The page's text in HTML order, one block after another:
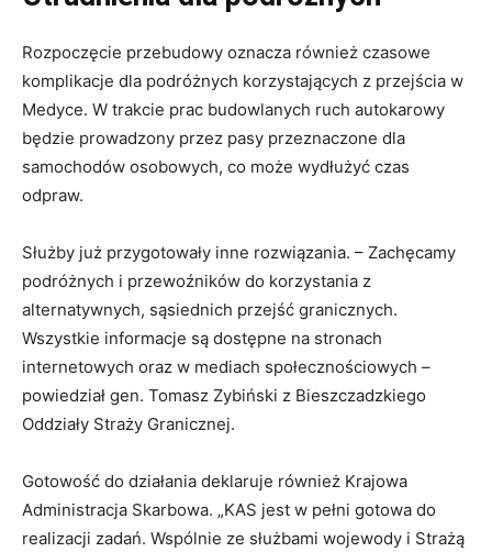
Rozpoczęcie przebudowy oznacza również czasowe
komplikacje dla podróżnych korzystających z przejścia w
Medyce. W trakcie prac budowlanych ruch autokarowy
będzie prowadzony przez pasy przeznaczone dla
samochodów osobowych, co może wydłużyć czas
odpraw.
Służby już przygotowały inne rozwiązania. – Zachęcamy
podróżnych i przewoźników do korzystania z
alternatywnych, sąsiednich przejść granicznych.
Wszystkie informacje są dostępne na stronach
internetowych oraz w mediach społecznościowych –
powiedział gen. Tomasz Zybiński z Bieszczadzkiego
Oddziały Straży Granicznej.
Gotowość do działania deklaruje również Krajowa
Administracja Skarbowa. „KAS jest w pełni gotowa do
realizacji zadań. Wspólnie ze służbami wojewody i Strażą